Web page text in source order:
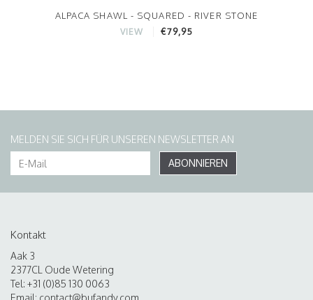
ALPACA SHAWL - SQUARED - RIVER STONE
VIEW €79,95
MELDEN SIE SICH FÜR UNSEREN NEWSLETTER AN
ABONNIEREN
Kontakt
Aak 3
2377CL Oude Wetering
Tel: +31 (0)85 130 0063
Email: contact@bufandy.com